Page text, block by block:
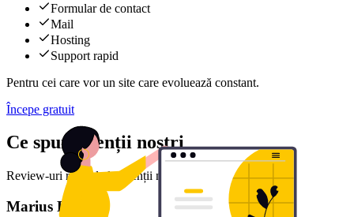
Formular de contact
Mail
Hosting
Support rapid
Pentru cei care vor un site care evoluează constant.
Începe gratuit
Ce spun clienții noștri
Review-uri reale de la clienții noștri mulțumiți
Marius D.